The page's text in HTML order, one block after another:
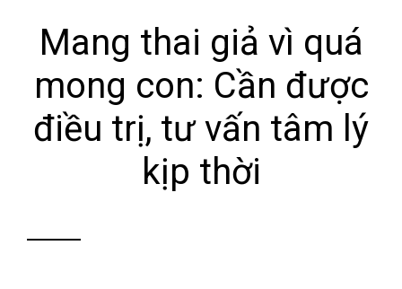
Mang thai giả vì quá
mong con: Cần được
điều trị, tư vấn tâm lý
kịp thời